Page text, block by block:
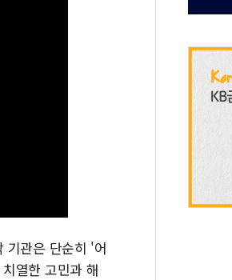
버즈, 상반기 매출 245억원…순이익 흑자 전환
기관은 단순히 '어
열한 고민과 해